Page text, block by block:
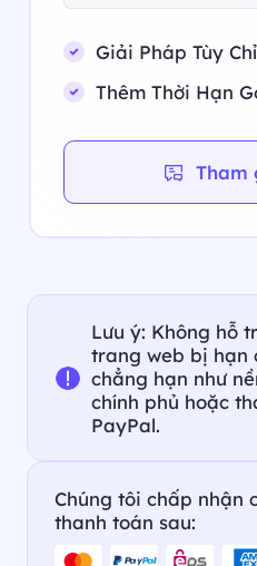
Giải Pháp Tùy
Thêm Thời Hạn
Tham
Lưu ý: Không hỗ
trang web bị hạn
chẳng hạn như
chính phủ hoặc
PayPal.
Chúng tôi chấp nhận
thanh toán sau: